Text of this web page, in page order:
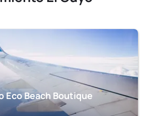
Eco Beach Boutique